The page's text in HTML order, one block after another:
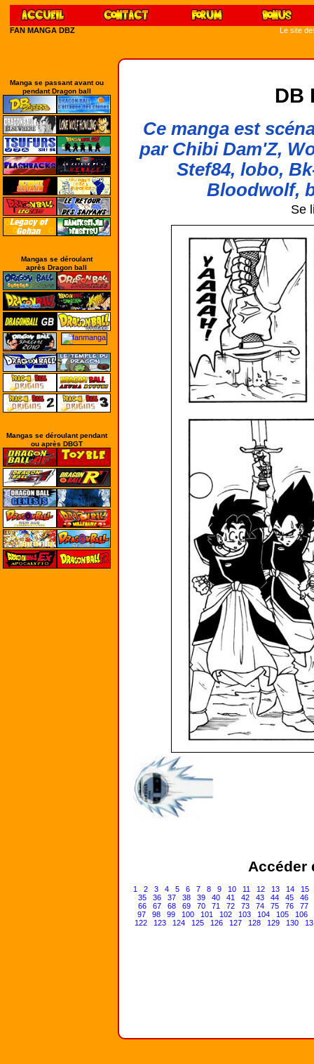
FAN MANGA DBZ Le site
Manga se passant avant ou
pendant Dragon ball
Mangas se déroulant
après Dragon ball
Mangas se déroulant pendant
ou après DBGT
DB
Ce manga est
par Chibi Dam'Z,
Stef84, lobo,
Bloodwolf,
Se
Accéder
1 2 3 4 5 6 7 8 9 10 11 12 13 14
15
35
36 37 38 39 40 41 42 43 44 45
46
66
67 68 69 70 71 72 73 74 75 76
77
97
98 99 100 101 102 103 104 105
106
122
123 124 125 126 127 128 129 130